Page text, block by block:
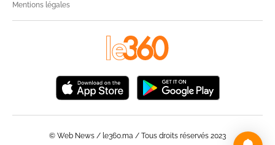
Mentions légales
© Web News / le360.ma / Tous droits réservés 2023